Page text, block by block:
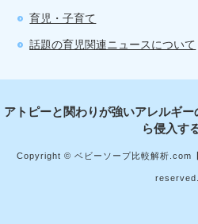
育児・子育て
話題の育児関連ニュースについて
アトピーと関わりが強いアレルギ
ら侵入す
Copyright © ベビーソープ比較解析.com
reserved.